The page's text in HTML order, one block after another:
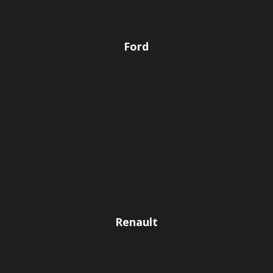
Ford
Renault